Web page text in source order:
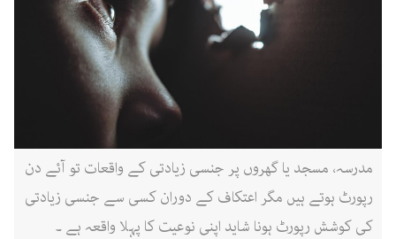
مدرسہ، مسجد یا گھروں پر جنسی زیادتی کے واقعات تو آئے دن
رپورٹ ہوتے ہیں مگر اعتکاف کے دوران کسی سے جنسی زیادتی
کی کوشش رپورٹ ہونا شاید اپنی نوعیت کا پہلا واقعہ ہے ۔